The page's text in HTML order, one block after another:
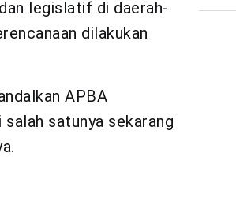
legislatif di daerah-
dilakukan
APBA
satunya sekarang